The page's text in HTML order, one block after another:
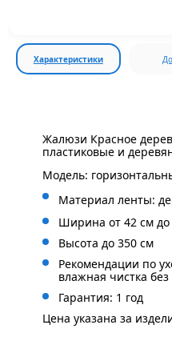
Характеристики
Жалюзи Красное
пластиковые и
Модель:
Материал ленты:
Ширина от 42 см до
Высота до 350 см
Рекомендации по
влажная чистка
Гарантия: 1 год
Цена указана за